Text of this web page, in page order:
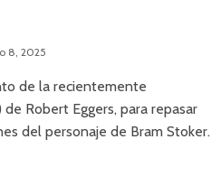
8, 2025
de la recientemente
Robert Eggers, para repasar
del personaje de Bram Stoker.